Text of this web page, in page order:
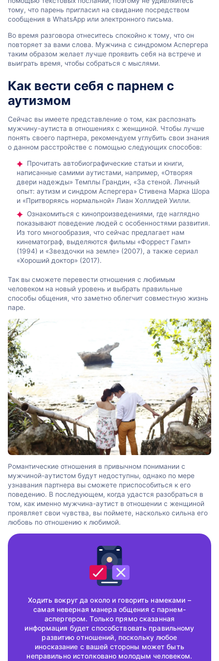
тому, что парень пригласил на свидание посредством
сообщения в WhatsApp или электронного письма.
Во время разговора отнеситесь спокойно к тому, что он
повторяет за вами слова. Мужчина с синдромом Аспергера
таким образом желает лучше проявить себя на встрече и
выиграть время, чтобы собраться с мыслями.
Как вести себя с парнем с
аутизмом
Сейчас вы имеете представление о том, как распознать
мужчину-аутиста в отношениях с женщиной. Чтобы лучше
понять своего партнера, рекомендуем углубить свои знания
о данном расстройстве с помощью следующих способов:
Прочитать автобиографические статьи и книги,
написанные самими аутистами, например, «Отворяя
двери надежды» Темплы Грандин, «За стеной. Личный
опыт: аутизм и синдром Аспергера» Стивена Марка Шора
и «Притворяясь нормальной» Лиан Холлидей Уилли.
Ознакомиться с кинопроизведениями, где наглядно
показывают поведение людей с особенностями развития.
Из того многообразия, что сейчас предлагает нам
кинематограф, выделяются фильмы «Форрест Гамп»
(1994) и «Звездочки на земле» (2007), а также сериал
«Хороший доктор» (2017).
Так вы сможете перевести отношения с любимым
человеком на новый уровень и выбрать правильные
способы общения, что заметно облегчит совместную жизнь
паре.
Романтические отношения в привычном понимании с
мужчиной-аутистом будут недоступны, однако по мере
узнавания партнера вы сможете приспособиться к его
поведению. В последующем, когда удастся разобраться в
том, как именно мужчина-аутист в отношении с женщиной
проявляет свои чувства, вы поймете, насколько сильна его
любовь по отношению к любимой.
Ходить вокруг да около и говорить намеками –
самая неверная манера общения с парнем-
аспергером. Только прямо сказанная
информация будет способствовать правильному
развитию отношений, поскольку любое
иносказание с вашей стороны может быть
неправильно истолковано молодым человеком.